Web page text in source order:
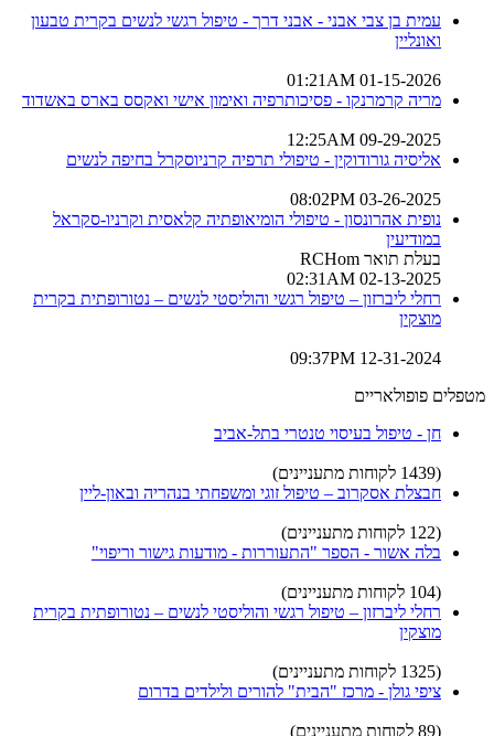
עמית בן צבי אבני - אבני דרך - טיפול רגשי לנשים בקרית טבעון
ואונליין
01-15-2026 01:21AM
מריה קרמרנקו - פסיכותרפיה ואימון אישי ואקסס בארס באשדוד
09-29-2025 12:25AM
אליסיה גורודוקין - טיפולי תרפיה קרניוסקרל בחיפה לנשים
03-26-2025 08:02PM
נופית אהרונסון - טיפולי הומיאופתיה קלאסית וקרניו-סקראל
במודיעין
בעלת תואר RCHom
02-13-2025 02:31AM
רחלי ליברזון – טיפול רגשי והוליסטי לנשים – נטורופתית בקרית
מוצקין
12-31-2024 09:37PM
מטפלים פופולאריים
חן - טיפול בעיסוי טנטרי בתל-אביב
(1439 לקוחות מתעניינים)
חבצלת אסקרוב – טיפול זוגי ומשפחתי בנהריה ובאון-ליין
(122 לקוחות מתעניינים)
בלה אשור - הספר "התעוררות - מודעות גישור וריפוי"
(104 לקוחות מתעניינים)
רחלי ליברזון – טיפול רגשי והוליסטי לנשים – נטורופתית בקרית
מוצקין
(1325 לקוחות מתעניינים)
ציפי גולן - מרכז "הבית" להורים ולילדים בדרום
(89 לקוחות מתעניינים)